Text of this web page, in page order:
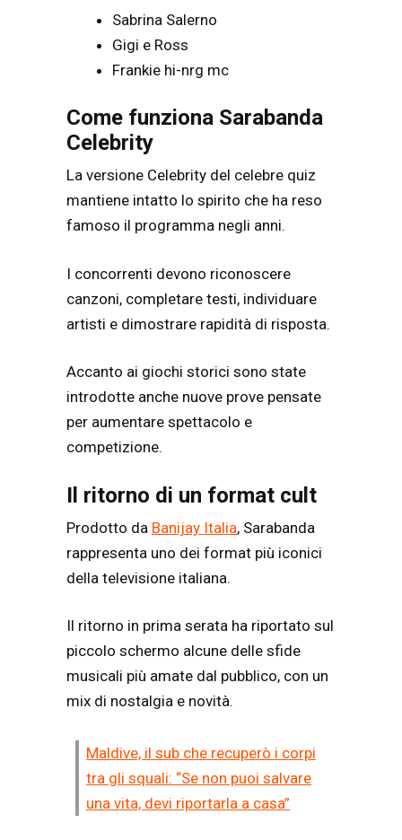
Sabrina Salerno
Gigi e Ross
Frankie hi-nrg mc
Come funziona Sarabanda
Celebrity
La versione Celebrity del celebre quiz
mantiene intatto lo spirito che ha reso
famoso il programma negli anni.
I concorrenti devono riconoscere
canzoni, completare testi, individuare
artisti e dimostrare rapidità di risposta.
Accanto ai giochi storici sono state
introdotte anche nuove prove pensate
per aumentare spettacolo e
competizione.
Il ritorno di un format cult
Prodotto da Banijay Italia, Sarabanda
rappresenta uno dei format più iconici
della televisione italiana.
Il ritorno in prima serata ha riportato sul
piccolo schermo alcune delle sfide
musicali più amate dal pubblico, con un
mix di nostalgia e novità.
Maldive, il sub che recuperò i corpi
tra gli squali: “Se non puoi salvare
una vita, devi riportarla a casa”